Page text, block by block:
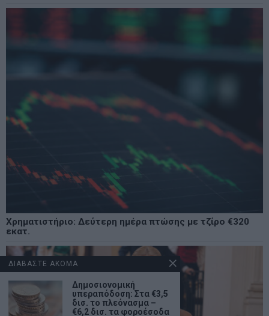
Χρηματιστήριο: Δεύτερη ημέρα πτώσης με τζίρο €320
εκατ.
ΔΙΑΒΑΣΤΕ ΑΚΟΜΑ
Δημοσιονομική
υπεραπόδοση: Στα €3,5
δισ. το πλεόνασμα –
€6,2 δισ. τα φοροέσοδα